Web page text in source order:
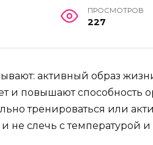
ПРОСМОТРОВ
227
активный образ
и повышают способность
тренироваться или
не слечь с температурой